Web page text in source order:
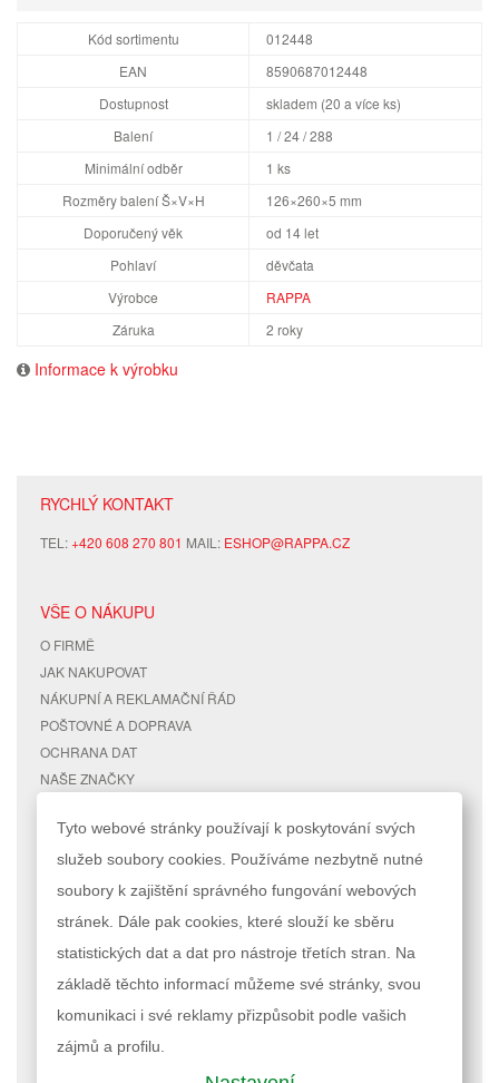
Kód sortimentu
012448
EAN
8590687012448
Dostupnost
skladem (20 a více ks)
Balení
1 / 24 / 288
Minimální odběr
1 ks
Rozměry balení Š×V×H
126×260×5 mm
Doporučený věk
od 14 let
Pohlaví
děvčata
Výrobce
RAPPA
Záruka
2 roky
Informace k výrobku
RYCHLÝ KONTAKT
TEL:+420 608 270 801 MAIL: ESHOP@RAPPA.CZ
VŠE O NÁKUPU
O FIRMĚ
JAK NAKUPOVAT
NÁKUPNÍ A REKLAMAČNÍ ŘÁD
POŠTOVNÉ A DOPRAVA
OCHRANA DAT
NAŠE ZNAČKY
RYCHLÉ ODKAZY
MAPA STRÁNEK
VYHLEDÁVANÉ TERMÍNY
POKROČILÉ VYHLEDÁVÁNÍ
ÚČET
MŮJ ÚČET
STAV OBJEDNÁVKY
Podle zákona o evidenci tržeb je prodávající povinen vystavit kupujícímu
účtenku. Zároveň je povinen zaevidovat přijatou tržbu u správce daně
Tyto webové stránky používají k poskytování svých
služeb soubory cookies. Používáme nezbytně nutné
soubory k zajištění správného fungování webových
stránek. Dále pak cookies, které slouží ke sběru
statistických dat a dat pro nástroje třetích stran. Na
základě těchto informací můžeme své stránky, svou
komunikaci i své reklamy přizpůsobit podle vašich
zájmů a profilu.